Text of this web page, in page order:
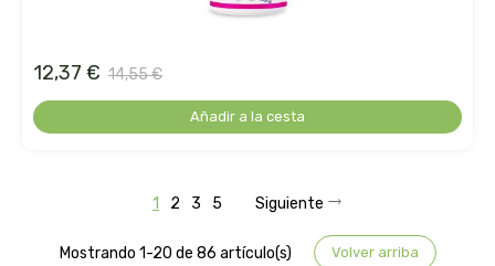
12,37 € 14,55 €
Añadir a la cesta
1 2 3 5 Siguiente
Mostrando 1-20 de 86 artículo(s) Volver arriba
marnys